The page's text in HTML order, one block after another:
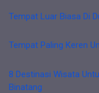
Tempat Luar Biasa Di
Tempat Paling Keren
8 Destinasi Wisata
Binatang